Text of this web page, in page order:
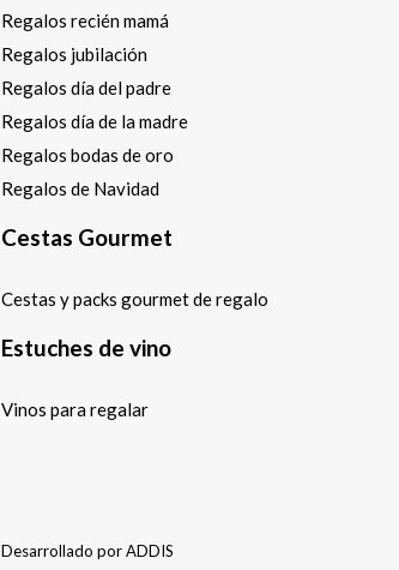
Regalos recién mamá
Regalos jubilación
Regalos día del padre
Regalos día de la madre
Regalos bodas de oro
Regalos de Navidad
Cestas Gourmet
Cestas y packs gourmet de regalo
Estuches de vino
Vinos para regalar
Desarrollado porADDIS